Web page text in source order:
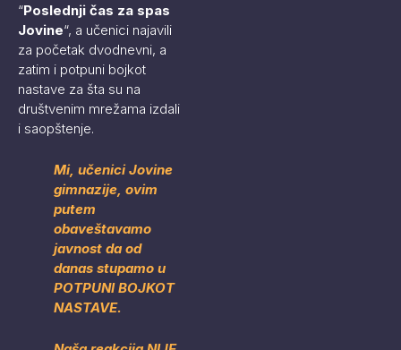
“Poslednji čas za spas
Jovine“, a učenici najavili
za početak dvodnevni, a
zatim i potpuni bojkot
nastave za šta su na
društvenim mrežama izdali
i saopštenje.
Mi, učenici Jovine
gimnazije, ovim
putem
obaveštavamo
javnost da od
danas stupamo u
POTPUNI BOJKOT
NASTAVE.